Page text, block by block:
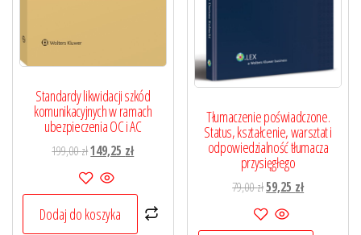
Standardy likwidacji szkód
komunikacyjnych w ramach
ubezpieczenia OC i AC
199,00złPierwotna
cena
wynosiła:
199,00 zł.
149,25 złAktualna
149,25 zł.
Dodaj do koszyka
Tłumaczenie poświadczone.
Status, kształcenie, warsztat i
odpowiedzialność tłumacza
przysięgłego
79,00złPierwotna
cena
wynosiła:
59,25 złAktualna